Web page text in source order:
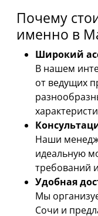
Почему
именно в
Широкий
В нашем
от ведущих
Наши
идеальную
требований
Удобная
Мы
Сочи и